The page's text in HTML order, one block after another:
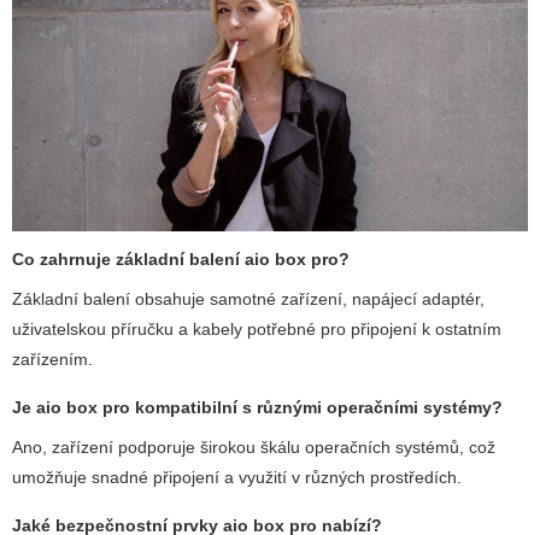
Co zahrnuje základní baleníaio box pro?
Základní balení obsahuje samotné zařízení, napájecí adaptér,
uživatelskou příručku a kabely potřebné pro připojení k ostatním
zařízením.
Je aio box pro kompatibilní s různými operačními systémy?
Ano, zařízení podporuje širokou škálu operačních systémů, což
umožňuje snadné připojení a využití v různých prostředích.
Jaké bezpečnostní prvky aio box pro nabízí?